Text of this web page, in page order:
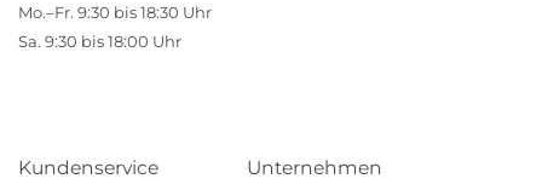
Mo.–Fr. 9:30 bis 18:30 Uhr
Sa. 9:30 bis 18:00 Uhr